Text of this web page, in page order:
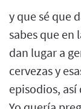
y que sé que
sabes que en
dan lugar a
cervezas y
episodios, así